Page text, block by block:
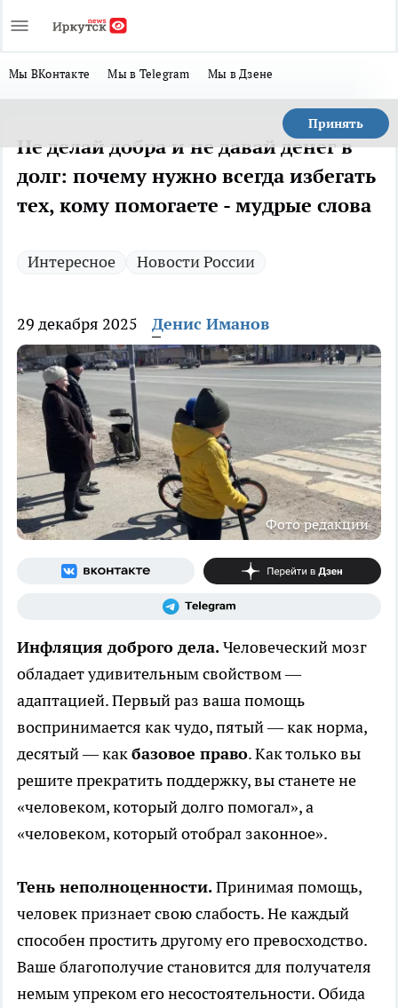
Мы ВКонтакте Мы в Telegram Мы в Дзене
Принять
Не делай добра и не давай денег в
долг: почему нужно всегда избегать
тех, кому помогаете - мудрые слова
Интересное Новости России
29 декабря 2025 Денис Иманов
Фото редакции
Инфляция доброго дела.Человеческий мозг
обладает удивительным свойством —
адаптацией. Первый раз ваша помощь
воспринимается как чудо, пятый — как норма,
десятый — какбазовое право. Как только вы
решите прекратить поддержку, вы станете не
«человеком, который долго помогал», а
«человеком, который отобрал законное».
Тень неполноценности.Принимая помощь,
человек признает свою слабость. Не каждый
способен простить другому его превосходство.
Ваше благополучие становится для получателя
немым упреком его несостоятельности. Обида